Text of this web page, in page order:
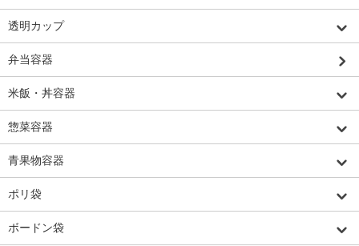
透明カップ
弁当容器
米飯・丼容器
惣菜容器
青果物容器
ポリ袋
ボードン袋